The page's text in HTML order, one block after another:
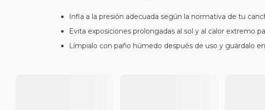
Infla a la presión adecuada según la normativa de tu
Evita exposiciones prolongadas al sol y al calor extremo
Límpialo con paño húmedo después de uso y guárdalo